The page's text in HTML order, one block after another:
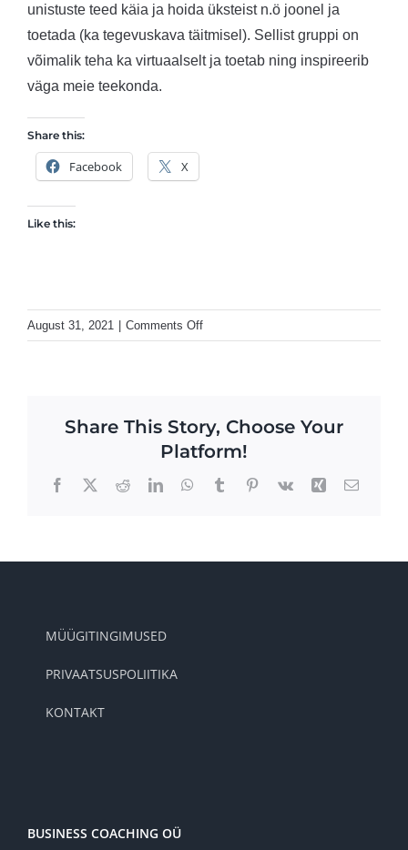
unistuste teed käia ja hoida üksteist n.ö joonel ja
toetada (ka tegevuskava täitmisel). Sellist gruppi on
võimalik teha ka virtuaalselt ja toetab ning inspireerib
väga meie teekonda.
Share this:
Facebook X
Like this:
August 31, 2021 Comments Offon
Mida
ei
toeta
otsuseid?
Share This Story, Choose Your
Platform!
Facebook
X RedditLinkedInWhatsApp
TumblrPinterest
Vk Xing Email
MÜÜGITINGIMUSED
PRIVAATSUSPOLIITIKA
KONTAKT
BUSINESS COACHING OÜ